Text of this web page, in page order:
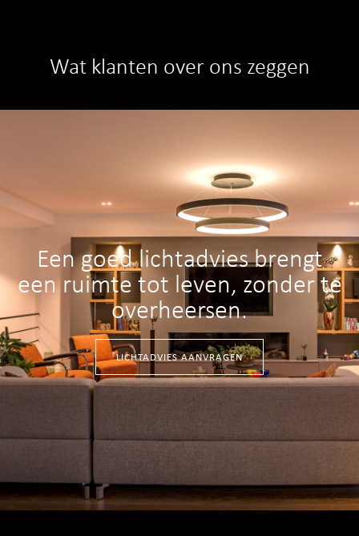
Wat klanten over ons zeggen
Een goed lichtadvies brengt
een ruimte tot leven, zonder te
overheersen.
LICHTADVIES AANVRAGEN